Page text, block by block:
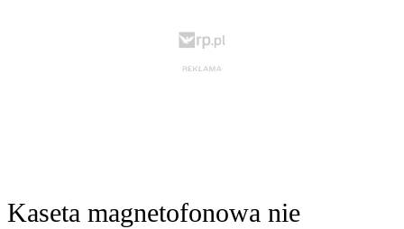
Kaseta magnetofonowa nie